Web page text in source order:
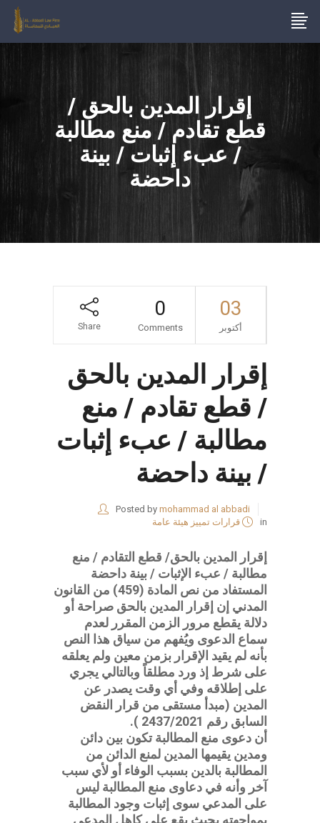
إقرار المدين بالحق /
قطع تقادم / منع مطالبة
/ عبء إثبات / بينة
داحضة
03
أكتوبر
0
Comments
Share
إقرار المدين بالحق
/ قطع تقادم / منع
مطالبة / عبء إثبات
/ بينة داحضة
Posted by mohammad al abbadi
in
قرارات تمييز هيئة عامة
إقرار المدين بالحق/ قطع التقادم / منع
مطالبة / عبء الإثبات / بينة داحضة
المستفاد من نص المادة (459) من القانون
المدني إن إقرار المدين بالحق صراحة أو
دلالة يقطع مرور الزمن المقرر لعدم
سماع الدعوى ويُفهم من سياق هذا النص
بأنه لم يقيد الإقرار بزمن معين ولم يعلقه
على شرط إذ ورد مطلقاً وبالتالي يجري
على إطلاقه وفي أي وقت يصدر عن
المدين (مبدأ مستقى من قرار النقض
السابق رقم 2437/2021 ).
أن دعوى منع المطالبة تكون بين دائن
ومدين يقيمها المدين لمنع الدائن من
المطالبة بالدين بسبب الوفاء أو لأي سبب
آخر وأنه في دعاوى منع المطالبة ليس
على المدعي سوى إثبات وجود المطالبة
بمواجهته بحيث يقع على كاهل المدعى